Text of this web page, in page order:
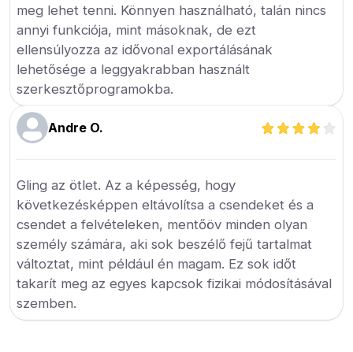
meg lehet tenni. Könnyen használható, talán nincs
annyi funkciója, mint másoknak, de ezt
ellensúlyozza az idővonal exportálásának
lehetősége a leggyakrabban használt
szerkesztőprogramokba.
Andre O.
Gling az ötlet. Az a képesség, hogy
következésképpen eltávolítsa a csendeket és a
csendet a felvételeken, mentőöv minden olyan
személy számára, aki sok beszélő fejű tartalmat
változtat, mint például én magam. Ez sok időt
takarít meg az egyes kapcsok fizikai módosításával
szemben.